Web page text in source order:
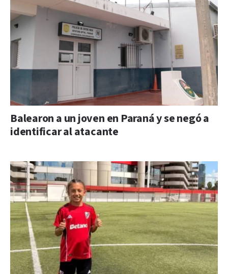
Balearon a un joven en Paraná y se negó a
identificar al atacante